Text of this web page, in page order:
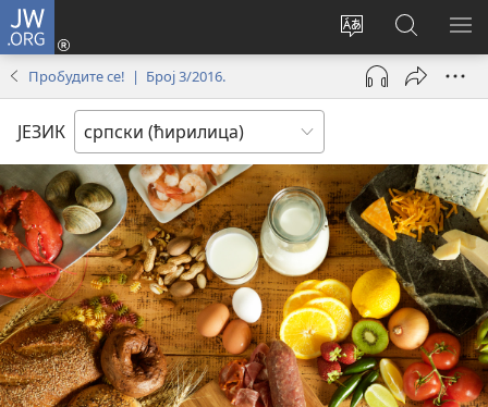
JW.ORG
Промени
језик
сајта
Пријава
(отвара
прозор)
Претрага
сајта
JW.ORG
Пробудите се! | Број 3/2016.
ЈЕЗИК